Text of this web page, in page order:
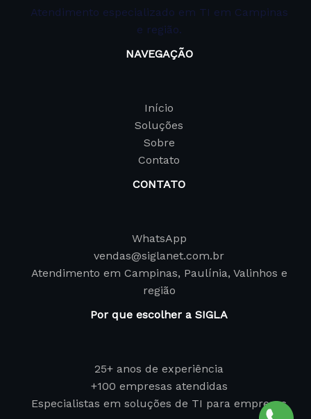
Atendimento especializado em TI em Campinas
e região.
NAVEGAÇÃO
Início
Soluções
Sobre
Contato
CONTATO
WhatsApp
vendas@siglanet.com.br
Atendimento em Campinas, Paulínia, Valinhos e
região
Por que escolher a SIGLA
25+ anos de experiência
+100 empresas atendidas
Especialistas em soluções de TI para empresas